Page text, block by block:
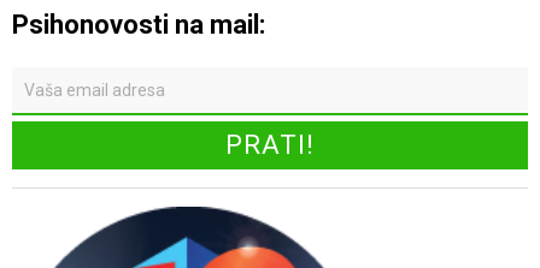
Psihonovosti na mail: